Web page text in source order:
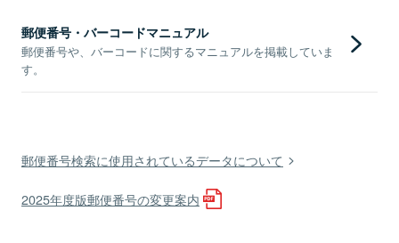
郵便番号・バーコードマニュアル
郵便番号や、バーコードに関するマニュアルを掲載していま
す。
郵便番号検索に使用されているデータについて
2025年度版郵便番号の変更案内